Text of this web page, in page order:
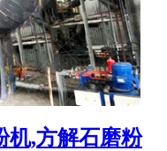
机,方解石磨粉